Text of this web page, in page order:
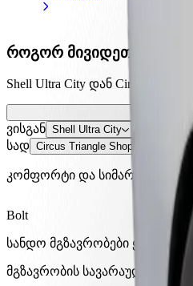
როგორ მივიდეთ Shell
Shell Ultra City დან Circus
ვისგან Shell Ultra City
სად Circus Triangle Shopping Centre
კომფორტი და სიმარტივე შენს
Bolt
სანდო მგზავრობები
მგზავრობის სავარაუდო დრო